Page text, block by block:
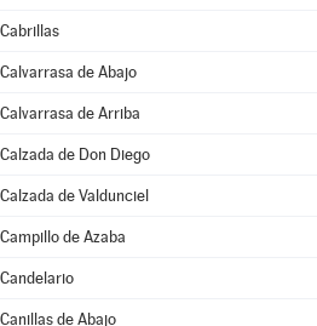
Cabrillas
Calvarrasa de Abajo
Calvarrasa de Arriba
Calzada de Don Diego
Calzada de Valdunciel
Campillo de Azaba
Candelario
Canillas de Abajo